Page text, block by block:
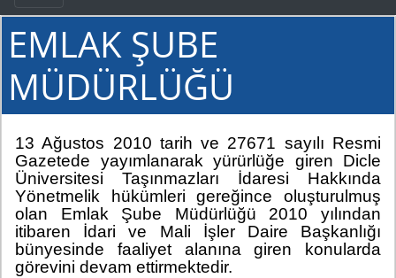
EMLAK ŞUBE
MÜDÜRLÜĞÜ
13 Ağustos 2010 tarih ve 27671 sayılı Resmi
Gazetede yayımlanarak yürürlüğe giren Dicle
Üniversitesi Taşınmazları İdaresi Hakkında
Yönetmelik hükümleri gereğince oluşturulmuş
olan Emlak Şube Müdürlüğü 2010 yılından
itibaren İdari ve Mali İşler Daire Başkanlığı
bünyesinde faaliyet alanına giren konularda
görevini devam ettirmektedir.